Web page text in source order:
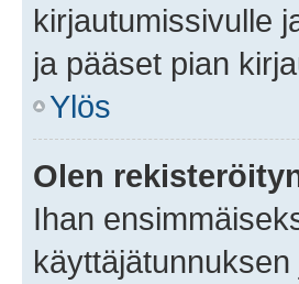
kirjautumissivulle
ja pääset pian
Ylös
Olen
Ihan